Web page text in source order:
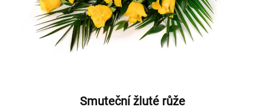
Smuteční žluté růže